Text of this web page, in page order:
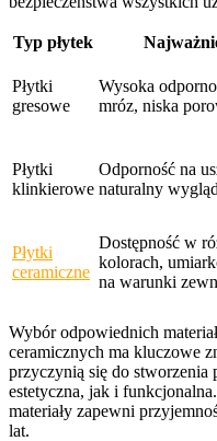
Typ płytek
Płytki
gresowe
Wysoka
mróz, niska
Płytki
klinkierowe
Odporność na
naturalny wygląd
Płytki
ceramiczne
Dostępność w
kolorach,
na warunki
Wybór odpowiednich
ceramicznych ma kluczowe
przyczynią się do stworzenia
estetyczna, jak i
materiały zapewni
lat.